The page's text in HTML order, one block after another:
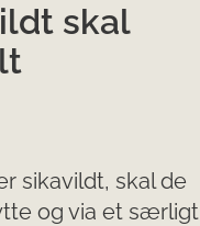
skal
sikavildt, skal de
og via et særligt